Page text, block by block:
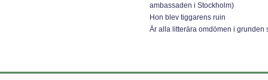
ambassaden i Stockholm)
Hon blev tiggarens ruin
Är alla litterära omdömen i grunden